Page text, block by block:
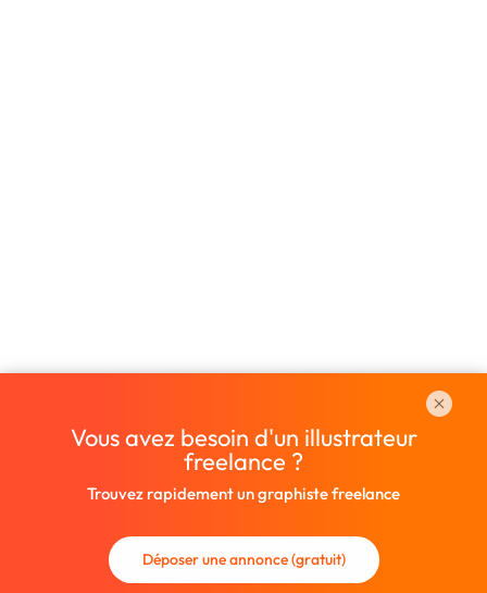
Vous avez besoin d'un illustrateur
freelance ?
Trouvez rapidement un graphiste freelance
Déposer une annonce (gratuit)